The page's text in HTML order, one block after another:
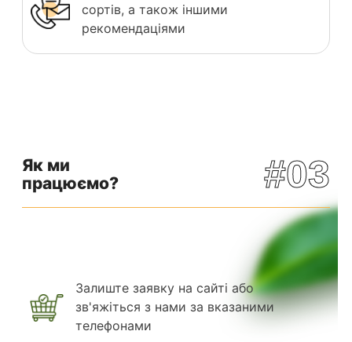
сортів, а також іншими
рекомендаціями
Як ми
працюємо?
#03
Залиште заявку на сайті або
зв'яжіться з нами за вказаними
телефонами